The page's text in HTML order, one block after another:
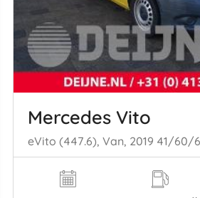
Mercedes Vito
eVito (447.6), Van, 2019 41/60/